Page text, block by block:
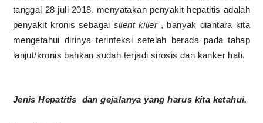
tanggal 28 juli 2018. menyatakan penyakit hepatitis adalah
penyakit kronis sebagai silent killer, banyak diantara kita
mengetahui dirinya terinfeksi setelah berada pada tahap
lanjut/kronis bahkan sudah terjadi sirosis dan kanker hati.
Jenis Hepatitis dan gejalanya yang harus kita ketahui.